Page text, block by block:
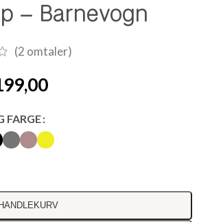
– Barnevogn
(2 omtaler)
FARGE